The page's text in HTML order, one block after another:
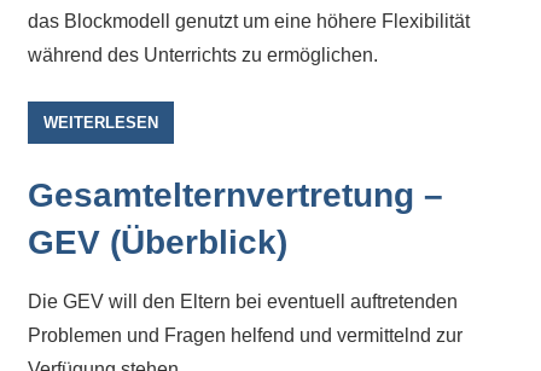
oder
Reise
unsere
Schüler
sind
Sollten
Sie
einmal
das Blockmodell genutzt um eine höhere Flexibilität
während des Unterrichts zu ermöglichen.
WEITERLESEN
Gesamtelternvertretung –
GEV (Überblick)
Die GEV will den Eltern bei eventuell auftretenden
Problemen und Fragen helfend und vermittelnd zur